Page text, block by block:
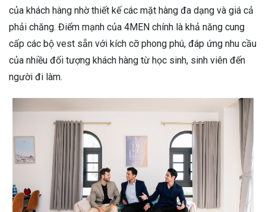
của khách hàng nhờ thiết kế các mặt hàng đa dạng và giá cả
phải chăng. Điểm mạnh của 4MEN chính là khả năng cung
cấp các bộ vest sẵn với kích cỡ phong phú, đáp ứng nhu cầu
của nhiều đối tượng khách hàng từ học sinh, sinh viên đến
người đi làm.